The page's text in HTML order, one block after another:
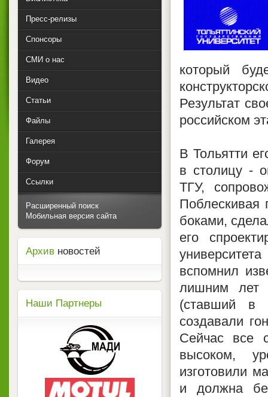
который
Результат
российском
В Тольятти
в столицу -
ТГУ,
Поблескивая
боками,
его
вспомнил
лишним лет
(ставший в
создавали
Сейчас все
высоком,
изготовили
и должна
Пресс-релизы
Спонсоры
СМИ о нас
Видео
Статьи
Файлы
Галерея
Форум
Ссылки
Расширенный поиск
Мобильная версия сайта
Архив новостей
Наши Партнеры